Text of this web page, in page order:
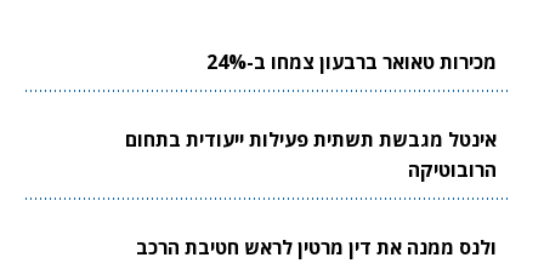
מכירות טאואר ברבעון צמחו ב-24%
אינטל מגבשת תשתית פעילות ייעודית בתחום
הרובוטיקה
ולנס ממנה את דין מרטין לראש חטיבת הרכב